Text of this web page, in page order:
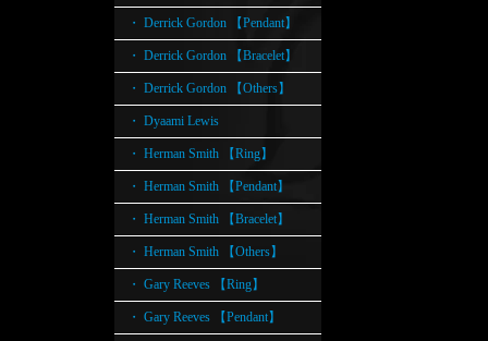
・ Derrick Gordon 【Pendant】
・ Derrick Gordon 【Bracelet】
・ Derrick Gordon 【Others】
・ Dyaami Lewis
・ Herman Smith 【Ring】
・ Herman Smith 【Pendant】
・ Herman Smith 【Bracelet】
・ Herman Smith 【Others】
・ Gary Reeves 【Ring】
・ Gary Reeves 【Pendant】